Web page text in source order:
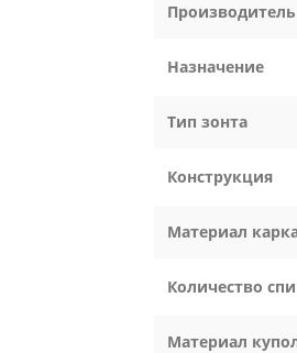
Производитель
Назначение
Тип зонта
Конструкция
Материал
Количество
Материал